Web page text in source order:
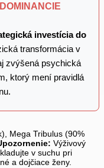
investícia do
transformácia v
zvýšená psychická
ktorý mení pravidlá
Mega Tribulus (90%
Výživový
v suchu pri
a dojčiace ženy.